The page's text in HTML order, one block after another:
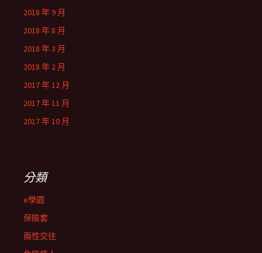
2018 年 9 月
2018 年 8 月
2018 年 3 月
2018 年 2 月
2017 年 12 月
2017 年 11 月
2017 年 10 月
分類
e學園
保險套
兩性交往